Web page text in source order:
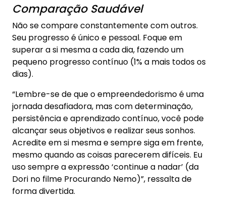
Comparação Saudável
Não se compare constantemente com outros.
Seu progresso é único e pessoal. Foque em
superar a si mesma a cada dia, fazendo um
pequeno progresso contínuo (1% a mais todos os
dias).
“Lembre-se de que o empreendedorismo é uma
jornada desafiadora, mas com determinação,
persistência e aprendizado contínuo, você pode
alcançar seus objetivos e realizar seus sonhos.
Acredite em si mesma e sempre siga em frente,
mesmo quando as coisas parecerem difíceis. Eu
uso sempre a expressão ‘continue a nadar’ (da
Dori no filme Procurando Nemo)”, ressalta de
forma divertida.